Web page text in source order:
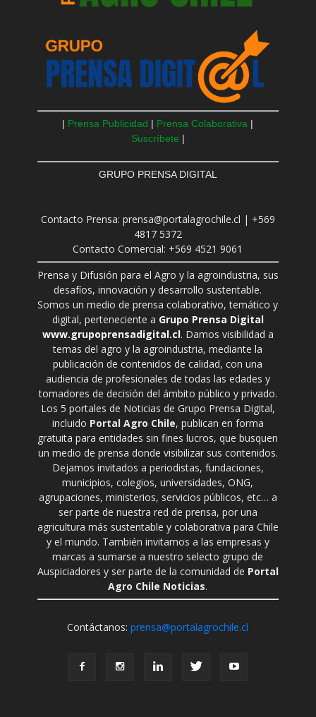
| Prensa Publicidad | Prensa Colaborativa |
Suscríbete |
GRUPO PRENSA DIGITAL
Contacto Prensa: prensa@portalagrochile.cl | +569
4817 5372
Contacto Comercial: +569 4521 9061
Prensa y Difusión para el Agro y la agroindustria, sus
desafíos, innovación y desarrollo sustentable.
Somos un medio de prensa colaborativo, temático y
digital, perteneciente a Grupo Prensa Digital
www.grupoprensadigital.cl. Damos visibilidad a
temas del agro y la agroindustria, mediante la
publicación de contenidos de calidad, con una
audiencia de profesionales de todas las edades y
tomadores de decisión del ámbito público y privado.
Los 5 portales de Noticias de Grupo Prensa Digital,
incluido Portal Agro Chile, publican en forma
gratuita para entidades sin fines lucros, que busquen
un medio de prensa donde visibilizar sus contenidos.
Dejamos invitados a periodistas, fundaciones,
municipios, colegios, universidades, ONG,
agrupaciones, ministerios, servicios públicos, etc… a
ser parte de nuestra red de prensa, por una
agricultura más sustentable y colaborativa para Chile
y el mundo. También invitamos a las empresas y
marcas a sumarse a nuestro selecto grupo de
Auspiciadores y ser parte de la comunidad de Portal
Agro Chile Noticias.
Contáctanos:prensa@portalagrochile.cl